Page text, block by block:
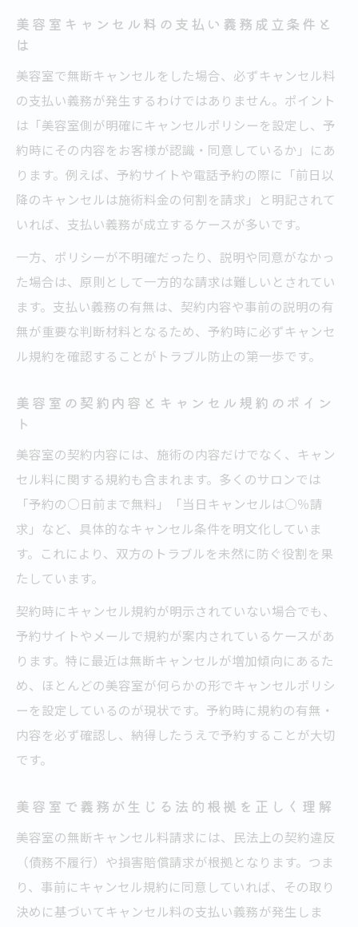
美容室キャンセル料の支払い義務成立条件と
は
美容室で無断キャンセルをした場合、必ずキャンセル料
の支払い義務が発生するわけではありません。ポイント
は「美容室側が明確にキャンセルポリシーを設定し、予
約時にその内容をお客様が認識・同意しているか」にあ
ります。例えば、予約サイトや電話予約の際に「前日以
降のキャンセルは施術料金の何割を請求」と明記されて
いれば、支払い義務が成立するケースが多いです。
一方、ポリシーが不明確だったり、説明や同意がなかっ
た場合は、原則として一方的な請求は難しいとされてい
ます。支払い義務の有無は、契約内容や事前の説明の有
無が重要な判断材料となるため、予約時に必ずキャンセ
ル規約を確認することがトラブル防止の第一歩です。
美容室の契約内容とキャンセル規約のポイン
ト
美容室の契約内容には、施術の内容だけでなく、キャン
セル料に関する規約も含まれます。多くのサロンでは
「予約の○日前まで無料」「当日キャンセルは○％請
求」など、具体的なキャンセル条件を明文化していま
す。これにより、双方のトラブルを未然に防ぐ役割を果
たしています。
契約時にキャンセル規約が明示されていない場合でも、
予約サイトやメールで規約が案内されているケースがあ
ります。特に最近は無断キャンセルが増加傾向にあるた
め、ほとんどの美容室が何らかの形でキャンセルポリシ
ーを設定しているのが現状です。予約時に規約の有無・
内容を必ず確認し、納得したうえで予約することが大切
です。
美容室で義務が生じる法的根拠を正しく理解
美容室の無断キャンセル料請求には、民法上の契約違反
（債務不履行）や損害賠償請求が根拠となります。つま
り、事前にキャンセル規約に同意していれば、その取り
決めに基づいてキャンセル料の支払い義務が発生しま